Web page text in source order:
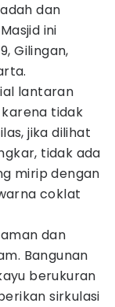
dan
ini
Gilingan,
lantaran
tidak
jika dilihat
tidak ada
mirip dengan
coklat
dan
Bangunan
berukuran
sirkulasi